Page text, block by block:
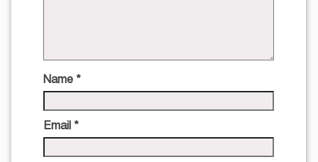
Name *
Email *